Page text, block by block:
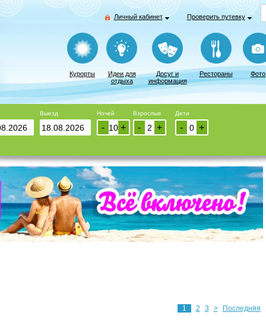
Личный кабинет Проверить путевку
Курорты
Идеи для
отдыха
Досуг и
информация
Рестораны Фото
Выезд Ночей
+
-
Взрослые
+
-
Дети
+
-
1 2 3 > Последняя